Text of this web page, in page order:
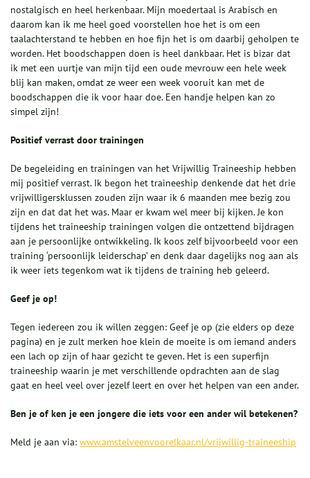
nostalgisch en heel herkenbaar. Mijn moedertaal is Arabisch en
daarom kan ik me heel goed voorstellen hoe het is om een
taalachterstand te hebben en hoe fijn het is om daarbij geholpen te
worden. Het boodschappen doen is heel dankbaar. Het is bizar dat
ik met een uurtje van mijn tijd een oude mevrouw een hele week
blij kan maken, omdat ze weer een week vooruit kan met de
boodschappen die ik voor haar doe. Een handje helpen kan zo
simpel zijn!
Positief verrast door trainingen
De begeleiding en trainingen van het Vrijwillig Traineeship hebben
mij positief verrast. Ik begon het traineeship denkende dat het drie
vrijwilligersklussen zouden zijn waar ik 6 maanden mee bezig zou
zijn en dat dat het was. Maar er kwam wel meer bij kijken. Je kon
tijdens het traineeship trainingen volgen die ontzettend bijdragen
aan je persoonlijke ontwikkeling. Ik koos zelf bijvoorbeeld voor een
training ‘persoonlijk leiderschap’ en denk daar dagelijks nog aan als
ik weer iets tegenkom wat ik tijdens de training heb geleerd.
Geef je op!
Tegen iedereen zou ik willen zeggen: Geef je op (zie elders op deze
pagina) en je zult merken hoe klein de moeite is om iemand anders
een lach op zijn of haar gezicht te geven. Het is een superfijn
traineeship waarin je met verschillende opdrachten aan de slag
gaat en heel veel over jezelf leert en over het helpen van een ander.
Ben je of ken je een jongere die iets voor een ander wil betekenen?
Meld je aan via: www.amstelveenvoorelkaar.nl/vrijwillig-traineeship